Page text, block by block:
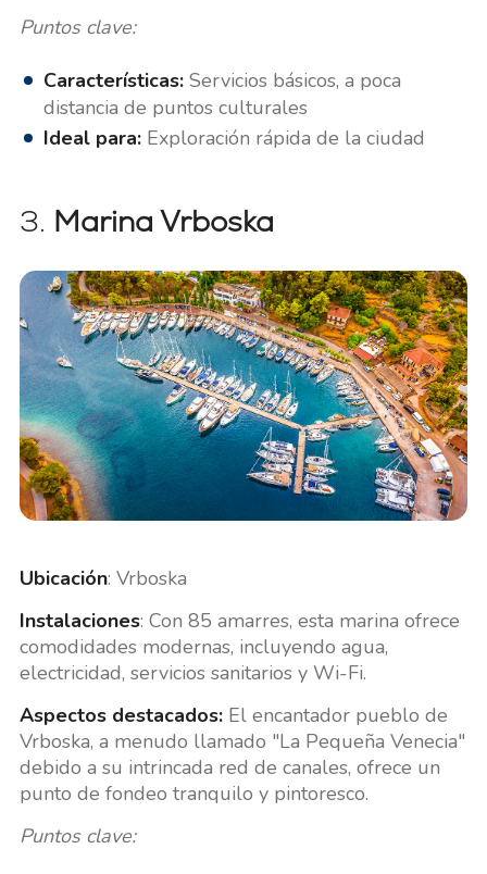
Puntos clave:
Características:Servicios básicos, a poca
distancia de puntos culturales
Ideal para:Exploración rápida de la ciudad
3. Marina Vrboska
Ubicación: Vrboska
Instalaciones: Con 85 amarres, esta marina ofrece
comodidades modernas, incluyendo agua,
electricidad, servicios sanitarios y Wi-Fi.
Aspectos destacados:El encantador pueblo de
Vrboska, a menudo llamado "La Pequeña Venecia"
debido a su intrincada red de canales, ofrece un
punto de fondeo tranquilo y pintoresco.
Puntos clave: